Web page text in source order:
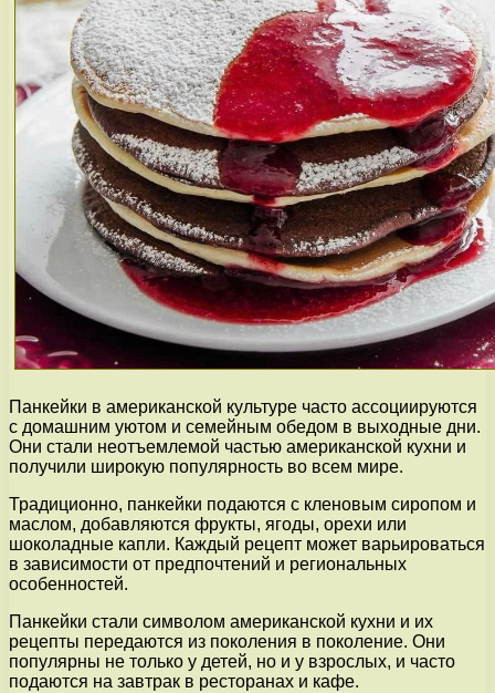
Панкейки в американской культуре часто ассоциируются
с домашним уютом и семейным обедом в выходные дни.
Они стали неотъемлемой частью американской кухни и
получили широкую популярность во всем мире.
Традиционно, панкейки подаются с кленовым сиропом и
маслом, добавляются фрукты, ягоды, орехи или
шоколадные капли. Каждый рецепт может варьироваться
в зависимости от предпочтений и региональных
особенностей.
Панкейки стали символом американской кухни и их
рецепты передаются из поколения в поколение. Они
популярны не только у детей, но и у взрослых, и часто
подаются на завтрак в ресторанах и кафе.